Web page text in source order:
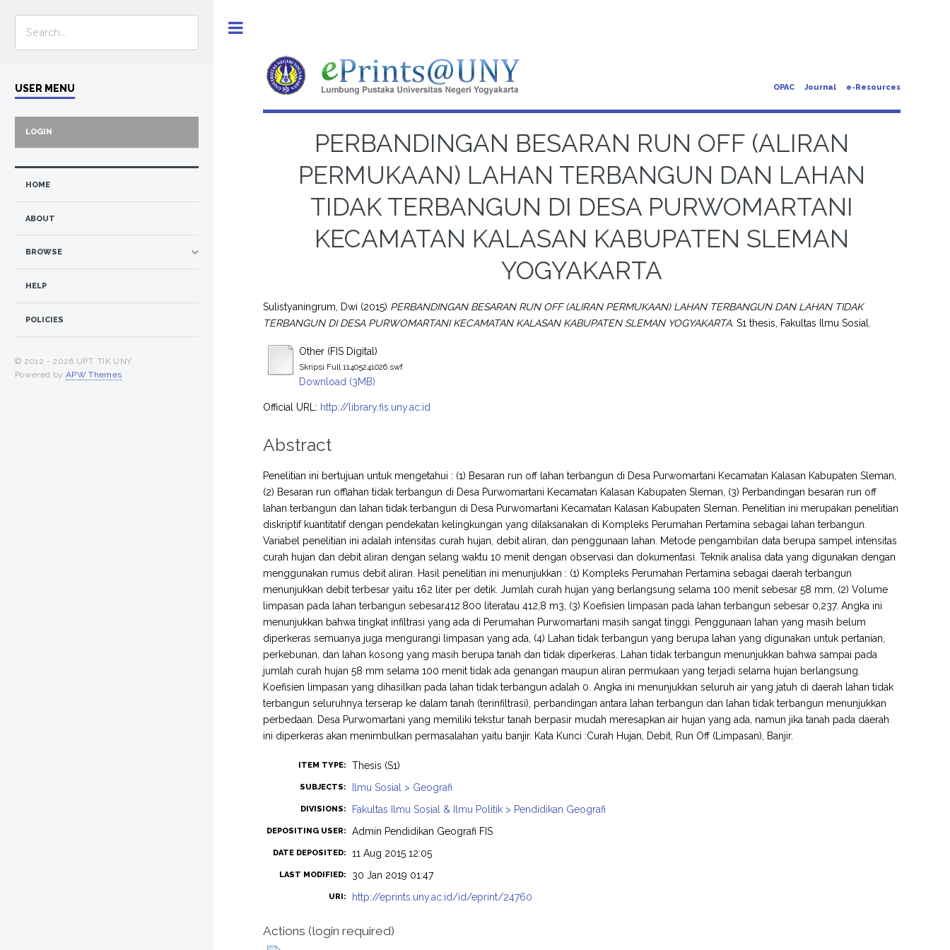
OPAC Journal e-Resources
PERBANDINGAN BESARAN RUN OFF (ALIRAN
PERMUKAAN) LAHAN TERBANGUN DAN LAHAN
TIDAK TERBANGUN DI DESA PURWOMARTANI
KECAMATAN KALASAN KABUPATEN SLEMAN
YOGYAKARTA
Sulistyaningrum, Dwi (2015) PERBANDINGAN BESARAN RUN OFF (ALIRAN PERMUKAAN) LAHAN TERBANGUN DAN LAHAN TIDAK
TERBANGUN DI DESA PURWOMARTANI KECAMATAN KALASAN KABUPATEN SLEMAN YOGYAKARTA. S1 thesis, Fakultas Ilmu Sosial.
Other (FIS Digital)
Skripsi Full 11405241026.swf
Download (3MB)
Official URL: http://library.fis.uny.ac.id
Abstract
Penelitian ini bertujuan untuk mengetahui : (1) Besaran run off lahan terbangun di Desa Purwomartani Kecamatan Kalasan Kabupaten Sleman,
(2) Besaran run offlahan tidak terbangun di Desa Purwomartani Kecamatan Kalasan Kabupaten Sleman, (3) Perbandingan besaran run off
lahan terbangun dan lahan tidak terbangun di Desa Purwomartani Kecamatan Kalasan Kabupaten Sleman. Penelitian ini merupakan penelitian
diskriptif kuantitatif dengan pendekatan kelingkungan yang dilaksanakan di Kompleks Perumahan Pertamina sebagai lahan terbangun.
Variabel penelitian ini adalah intensitas curah hujan, debit aliran, dan penggunaan lahan. Metode pengambilan data berupa sampel intensitas
curah hujan dan debit aliran dengan selang waktu 10 menit dengan observasi dan dokumentasi. Teknik analisa data yang digunakan dengan
menggunakan rumus debit aliran. Hasil penelitian ini menunjukkan : (1) Kompleks Perumahan Pertamina sebagai daerah terbangun
menunjukkan debit terbesar yaitu 162 liter per detik. Jumlah curah hujan yang berlangsung selama 100 menit sebesar 58 mm, (2) Volume
limpasan pada lahan terbangun sebesar412.800 literatau 412,8 m3, (3) Koefisien limpasan pada lahan terbangun sebesar 0,237. Angka ini
menunjukkan bahwa tingkat infiltrasi yang ada di Perumahan Purwomartani masih sangat tinggi. Penggunaan lahan yang masih belum
diperkeras semuanya juga mengurangi limpasan yang ada, (4) Lahan tidak terbangun yang berupa lahan yang digunakan untuk pertanian,
perkebunan, dan lahan kosong yang masih berupa tanah dan tidak diperkeras. Lahan tidak terbangun menunjukkan bahwa sampai pada
jumlah curah hujan 58 mm selama 100 menit tidak ada genangan maupun aliran permukaan yang terjadi selama hujan berlangsung.
Koefisien limpasan yang dihasilkan pada lahan tidak terbangun adalah 0. Angka ini menunjukkan seluruh air yang jatuh di daerah lahan tidak
terbangun seluruhnya terserap ke dalam tanah (terinfiltrasi), perbandingan antara lahan terbangun dan lahan tidak terbangun menunjukkan
perbedaan. Desa Purwomartani yang memiliki tekstur tanah berpasir mudah meresapkan air hujan yang ada, namun jika tanah pada daerah
ini diperkeras akan menimbulkan permasalahan yaitu banjir. Kata Kunci :Curah Hujan, Debit, Run Off (Limpasan), Banjir.
ITEM TYPE: Thesis (S1)
SUBJECTS: Ilmu Sosial > Geografi
DIVISIONS: Fakultas Ilmu Sosial & Ilmu Politik > Pendidikan Geografi
DEPOSITING USER: Admin Pendidikan Geografi FIS
DATE DEPOSITED: 11 Aug 2015 12:05
LAST MODIFIED: 30 Jan 2019 01:47
URI: http://eprints.uny.ac.id/id/eprint/24760
Actions (login required)
USER MENU
LOGIN
HOME
ABOUT
BROWSE
HELP
POLICIES
© 2012 - 2026 UPT. TIK UNY
Powered by APW Themes